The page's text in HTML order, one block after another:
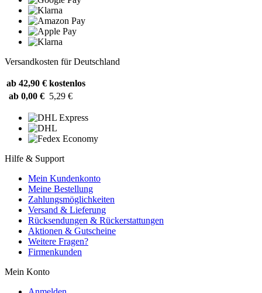
Versandkosten für Deutschland
ab 42,90 € kostenlos
ab 0,00 € 5,29 €
Hilfe & Support
Mein Kundenkonto
Meine Bestellung
Zahlungsmöglichkeiten
Versand & Lieferung
Rücksendungen & Rückerstattungen
Aktionen & Gutscheine
Weitere Fragen?
Firmenkunden
Mein Konto